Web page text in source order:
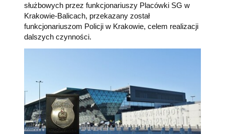
służbowych przez funkcjonariuszy Placówki SG w
Krakowie-Balicach, przekazany został
funkcjonariuszom Policji w Krakowie, celem realizacji
dalszych czynności.